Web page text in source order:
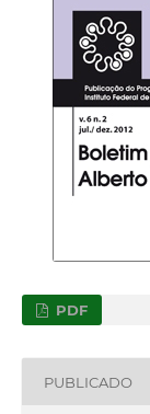
PDF
PUBLICADO